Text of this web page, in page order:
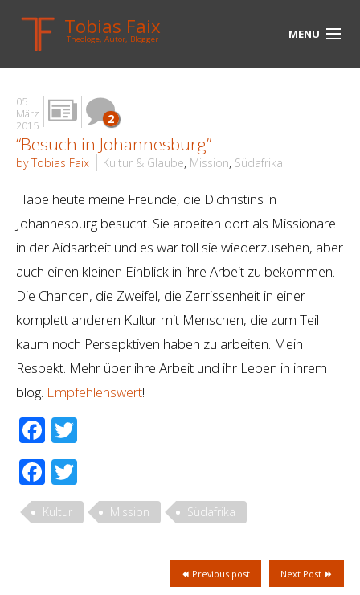
Tobias Faix
Theologe, Autor, Blogger MENU
HOME
BLOG
BIOGRAPHIE
MEDIEN
LINKS
05
März
2015
2
“Besuch in Johannesburg”
by Tobias Faix Kultur & Glaube, Mission, Südafrika
Habe heute meine Freunde, die Dichristins in
Johannesburg besucht. Sie arbeiten dort als Missionare
in der Aidsarbeit und es war toll sie wiederzusehen, aber
auch einen kleinen Einblick in ihre Arbeit zu bekommen.
Die Chancen, die Zweifel, die Zerrissenheit in einer
komplett anderen Kultur mit Menschen, die zum Teil
kaum noch Persepktiven haben zu arbeiten. Mein
Respekt. Mehr über ihre Arbeit und ihr Leben in ihrem
blog. Empfehlenswert!
Facebook
Facebook
Kultur Mission Südafrika
Next Post
Previous post